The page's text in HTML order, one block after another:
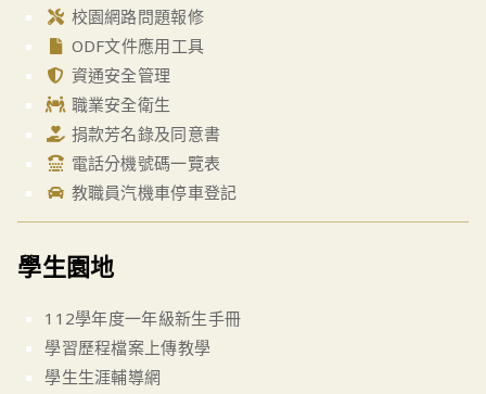
校園網路問題報修
ODF文件應用工具
資通安全管理
職業安全衛生
捐款芳名錄及同意書
電話分機號碼一覽表
教職員汽機車停車登記
學生園地
112學年度一年級新生手冊
學習歷程檔案上傳教學
學生生涯輔導網